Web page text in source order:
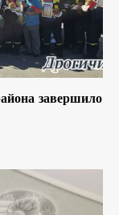
завершило